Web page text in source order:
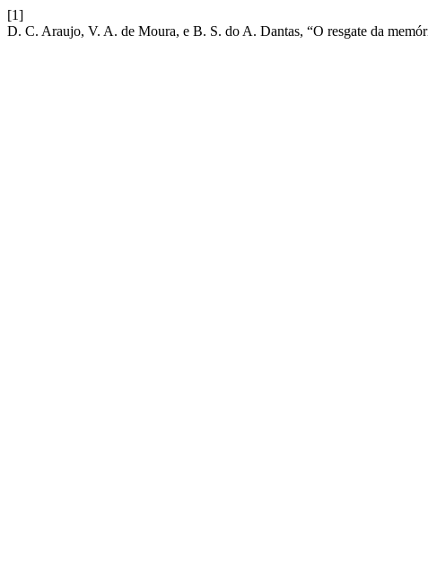
[1]
D. C. Araujo, V. A. de Moura, e B. S. do A. Dantas, “O resgate da